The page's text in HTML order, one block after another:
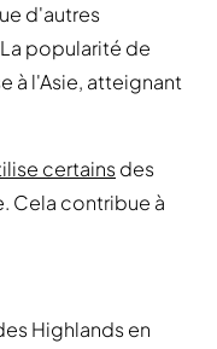
d'autres
popularité de
à l'Asie, atteignant
certainsdes
Cela contribue à
Highlands en